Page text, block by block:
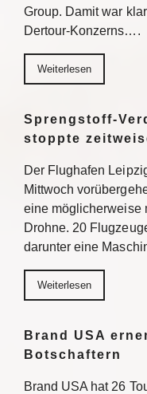
Group. Damit war
Dertour-Konzerns….
Weiterlesen
Sprengstoff-
stoppte
Der Flughafen
Mittwoch
eine möglicherweise
Drohne. 20
darunter eine
Weiterlesen
Brand USA
Botschaftern
Brand USA hat 26